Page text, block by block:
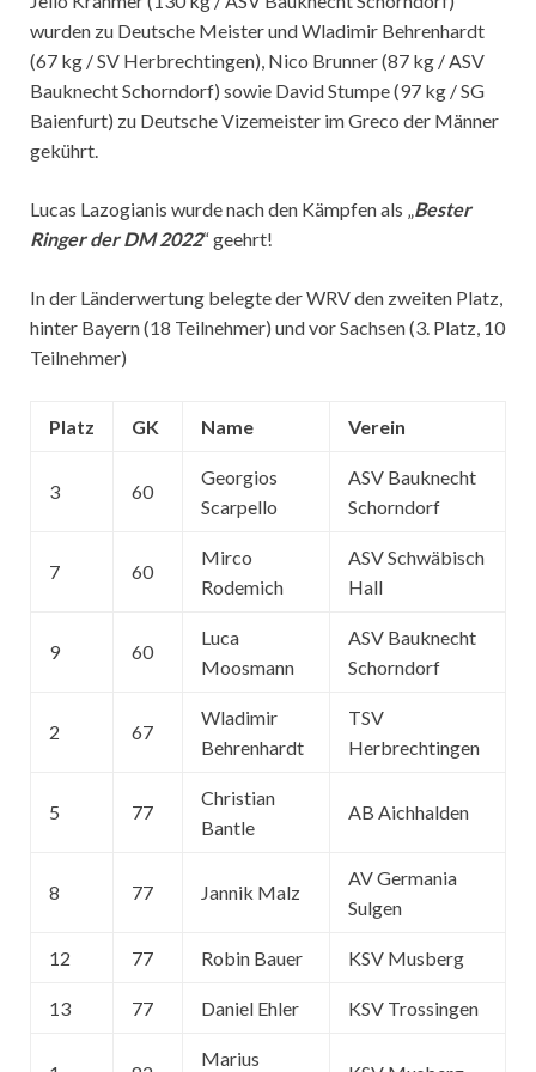
wurden zu Deutsche Meister und Wladimir Behrenhardt
(67 kg / SV Herbrechtingen), Nico Brunner (87 kg / ASV
Bauknecht Schorndorf) sowie David Stumpe (97 kg / SG
Baienfurt) zu Deutsche Vizemeister im Greco der Männer
gekührt.
Lucas Lazogianis wurde nach den Kämpfen als „Bester
Ringer der DM 2022“ geehrt!
In der Länderwertung belegte der WRV den zweiten Platz,
hinter Bayern (18 Teilnehmer) und vor Sachsen (3. Platz, 10
Teilnehmer)
Platz GK Name Verein
3 60
Georgios
Scarpello
ASV Bauknecht
Schorndorf
7 60
Mirco
Rodemich
ASV Schwäbisch
Hall
9 60
Luca
Moosmann
ASV Bauknecht
Schorndorf
2 67
Wladimir
Behrenhardt
TSV
Herbrechtingen
5 77
Christian
Bantle
AB Aichhalden
8 77 Jannik Malz
AV Germania
Sulgen
12 77 Robin Bauer KSV Musberg
13 77 Daniel Ehler KSV Trossingen
Marius